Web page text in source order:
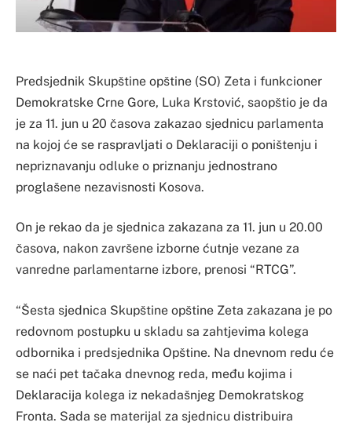
Predsjednik Skupštine opštine (SO) Zeta i funkcioner
Demokratske Crne Gore, Luka Krstović, saopštio je da
je za 11. jun u 20 časova zakazao sjednicu parlamenta
na kojoj će se raspravljati o Deklaraciji o poništenju i
nepriznavanju odluke o priznanju jednostrano
proglašene nezavisnosti Kosova.
On je rekao da je sjednica zakazana za 11. jun u 20.00
časova, nakon završene izborne ćutnje vezane za
vanredne parlamentarne izbore, prenosi “RTCG”.
“Šesta sjednica Skupštine opštine Zeta zakazana je po
redovnom postupku u skladu sa zahtjevima kolega
odbornika i predsjednika Opštine. Na dnevnom redu će
se naći pet tačaka dnevnog reda, među kojima i
Deklaracija kolega iz nekadašnjeg Demokratskog
Fronta. Sada se materijal za sjednicu distribuira